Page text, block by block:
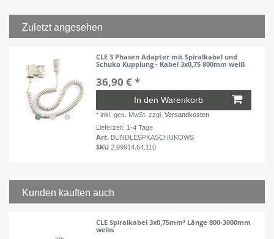
Zuletzt angesehen
CLE 3 Phasen Adapter mit Spiralkabel und
Schuko Kupplung - Kabel 3x0,75 800mm weiß
36,90 € *
In den Warenkorb
*inkl. ges. MwSt. zzgl.Versandkosten
Lieferzeit: 1-4 Tage
Art. BUNDLESPKASCHUKOWS
SKU2.99914.64.110
Kunden kauften auch
CLE Spiralkabel 3x0,75mm² Länge 800-3000mm
weiss